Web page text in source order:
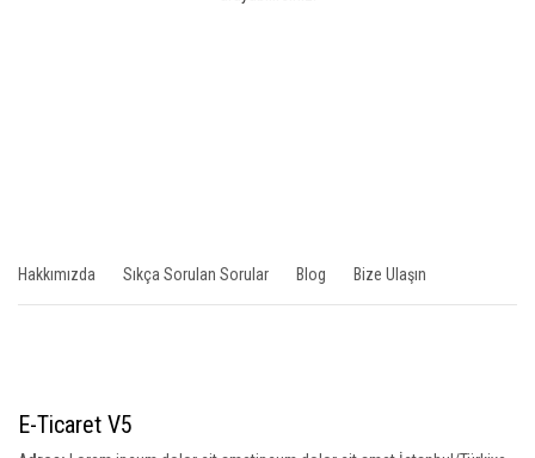
Hakkımızda Sıkça Sorulan Sorular Blog Bize Ulaşın
E-Ticaret V5